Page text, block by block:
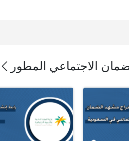
الاجتماعي المطور